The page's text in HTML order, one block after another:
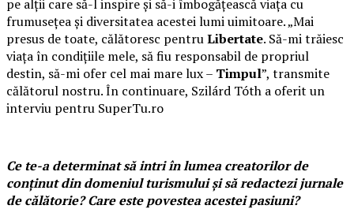
pe alții care să-l inspire și să-i îmbogățească viața cu
frumusețea și diversitatea acestei lumi uimitoare. „Mai
presus de toate, călătoresc pentruLibertate. Să-mi trăiesc
viața în condițiile mele, să fiu responsabil de propriul
destin, să-mi ofer cel mai mare lux – Timpul”, transmite
călătorul nostru. În continuare, Szilárd Tóth a oferit un
interviu pentru SuperTu.ro
Ce te-a determinat să intri în lumea creatorilor de
conținut din domeniul turismului și să redactezi jurnale
de călătorie? Care este povestea acestei pasiuni?